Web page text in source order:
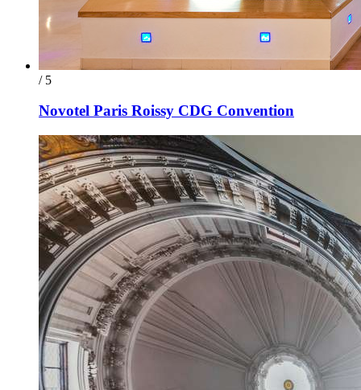
/ 5
Novotel Paris Roissy CDG Convention